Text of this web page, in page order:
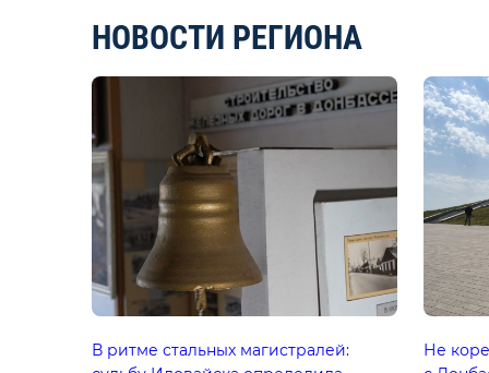
НОВОСТИ РЕГИОНА
В ритме стальных магистралей:
Не